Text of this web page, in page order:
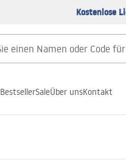
Kostenlose
BestsellerSaleÜber unsKontakt